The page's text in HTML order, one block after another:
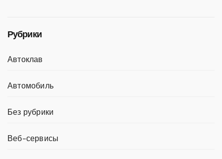
Рубрики
Автоклав
Автомобиль
Без рубрики
Веб-сервисы